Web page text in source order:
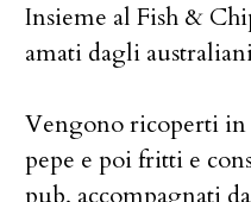
Insieme al Fish &
amati dagli
Vengono ricoperti in
pepe e poi fritti e